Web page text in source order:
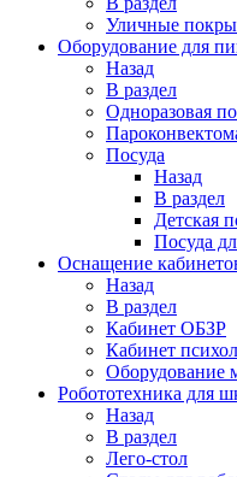
Уличные
Оборудование для
Назад
В раздел
Одноразовая
Посуда
Назад
В раздел
Детская
Посуда
Оснащение
Назад
В раздел
Кабинет ОБЗР
Кабинет
Оборудование
Робототехника для
Назад
В раздел
Лего-стол